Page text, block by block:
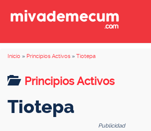
Inicio » Principios Activos » Tiotepa
Principios Activos
Tiotepa
Publicidad